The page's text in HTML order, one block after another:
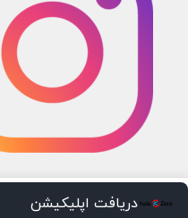
سبد خرید علاقه‌مندی‌ها
دریافت اپلیکیشن